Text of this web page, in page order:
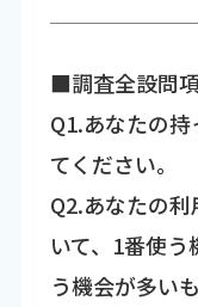
■調査全設問
Q1.あなたの
てください。
Q2.あなたの
いて、1番使
う機会が多い